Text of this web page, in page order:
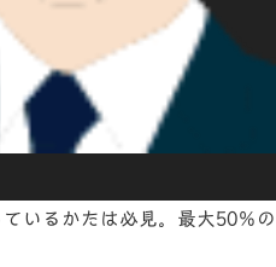
いるかたは必見。最大50％